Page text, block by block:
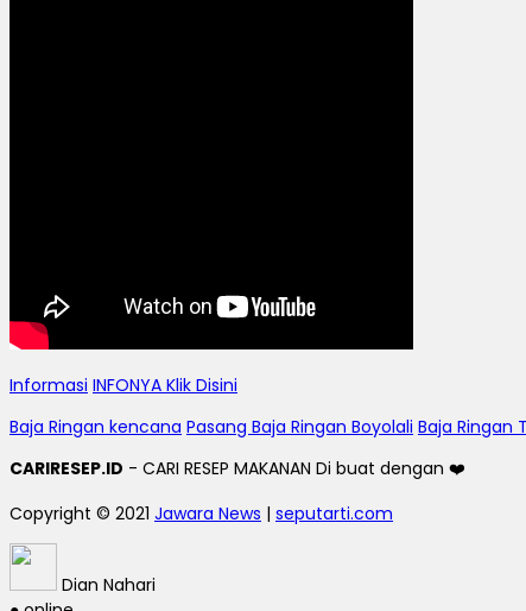
Informasi INFONYA Klik Disini
Baja Ringan kencana Pasang Baja Ringan Boyolali Baja Ringan
CARIRESEP.ID - CARI RESEP MAKANAN Di buat dengan ❤️
Copyright © 2021 Jawara News | seputarti.com
Dian Nahari